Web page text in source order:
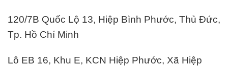
120/7B Quốc Lộ 13, Hiệp Bình Phước, Thủ Đức,
Tp. Hồ Chí Minh
Lô EB 16, Khu E, KCN Hiệp Phước, Xã Hiệp